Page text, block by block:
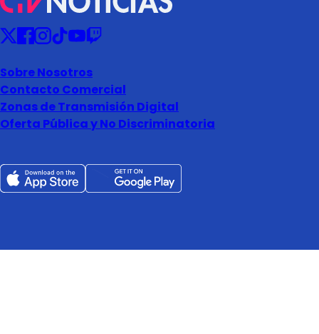
Sobre Nosotros
Contacto Comercial
Zonas de Transmisión Digital
Oferta Pública y No Discriminatoria